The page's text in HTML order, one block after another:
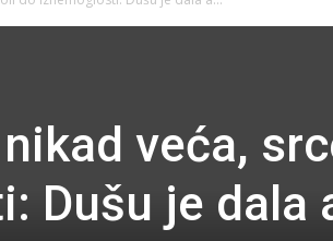
veća,
Dušu je dala